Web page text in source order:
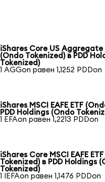
iShares Core US Aggregate
(Ondo Tokenized) в PDD
Tokenized)
1 AGGon равен 1,1252 PDDon
iShares MSCI EAFE ETF
PDD Holdings (Ondo
1 EFAon равен 1,2213 PDDon
iShares Core MSCI EAFE
Tokenized) в PDD Holdings
Tokenized)
1 IEFAon равен 1,1476 PDDon